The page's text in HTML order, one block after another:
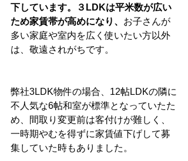
下しています。３LDKは平米数が広い
ため家賃帯が高めになり、 お子さんが
多い家庭や室内を広く使いたい方以外
は、敬遠されがちです。
弊社3LDK物件の場合、12帖LDKの隣に
不人気な6帖和室が標準となっていたた
め、間取り変更前は客付けが難しく、
一時期やむを得ずに家賃値下げして募
集していた時もありました。